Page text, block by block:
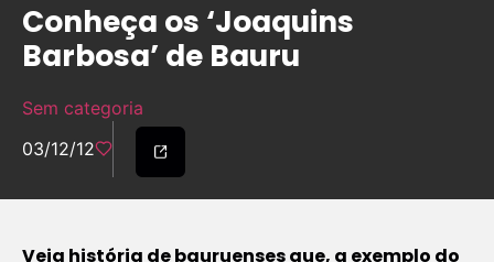
Conheça os ‘Joaquins
Barbosa’ de Bauru
Sem categoria
03/12/12
Veja história de bauruenses que, a exemplo do